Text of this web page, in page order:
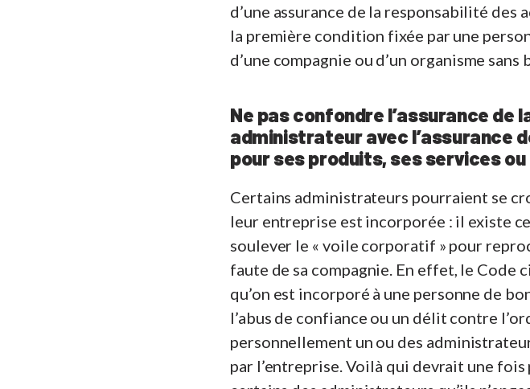
d’une assurance de la responsabilité
la première condition fixée par une
d’une compagnie ou d’un organisme
Ne pas confondre l’assurance de
administrateur avec l’assurance
pour ses produits, ses services
Certains administrateurs pourraient se
leur entreprise est incorporée : il existe
soulever le « voile corporatif » pour
faute de sa compagnie. En effet, le
qu’on est incorporé à une personne de
l’abus de confiance ou un délit contre
personnellement un ou des
par l’entreprise. Voilà qui devrait une